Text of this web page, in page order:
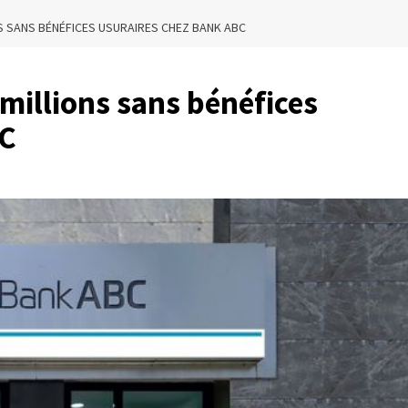
BÉNÉFICES USURAIRES CHEZ BANK ABC
sans bénéfices